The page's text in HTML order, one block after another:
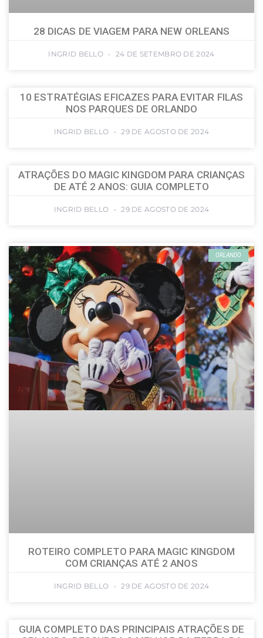
28 DICAS DE VIAGEM PARA NEW ORLEANS
INGRID BELLO 24 DE SETEMBRO DE 2024
10 ESTRATÉGIAS EFICAZES PARA EVITAR FILAS
NOS PARQUES DE ORLANDO
INGRID BELLO 29 DE AGOSTO DE 2024
ATRAÇÕES DO MAGIC KINGDOM PARA CRIANÇAS
DE ATÉ 2 ANOS: GUIA COMPLETO
INGRID BELLO 29 DE AGOSTO DE 2024
ORLANDO
ROTEIRO COMPLETO PARA MAGIC KINGDOM
COM CRIANÇAS ATÉ 2 ANOS
INGRID BELLO 29 DE AGOSTO DE 2024
GUIA COMPLETO DAS PRINCIPAIS ATRAÇÕES DE